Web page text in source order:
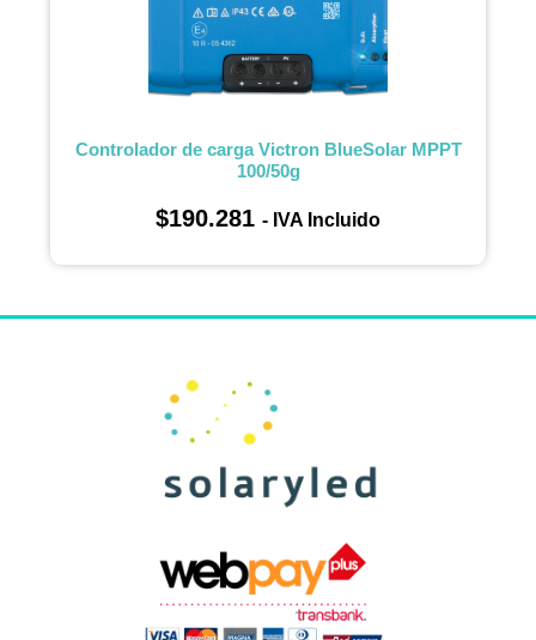
Controlador de carga Victron BlueSolar MPPT
100/50g
$190.281 - IVA Incluido